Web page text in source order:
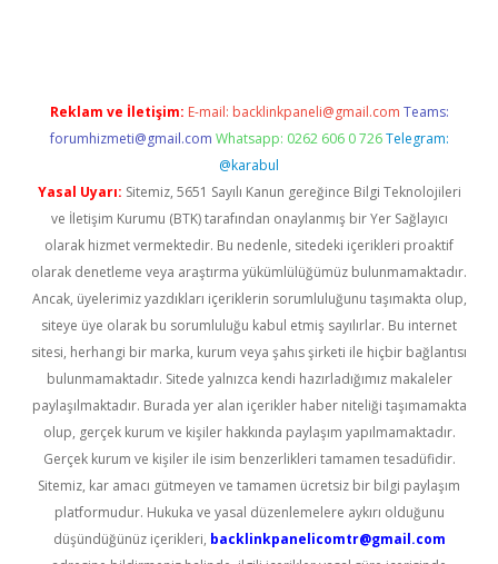
Reklam ve İletişim: E-mail: backlinkpaneli@gmail.com Teams:
forumhizmeti@gmail.com Whatsapp: 0262 606 0 726 Telegram:
@karabul
Yasal Uyarı: Sitemiz, 5651 Sayılı Kanun gereğince Bilgi Teknolojileri
ve İletişim Kurumu (BTK) tarafından onaylanmış bir Yer Sağlayıcı
olarak hizmet vermektedir. Bu nedenle, sitedeki içerikleri proaktif
olarak denetleme veya araştırma yükümlülüğümüz bulunmamaktadır.
Ancak, üyelerimiz yazdıkları içeriklerin sorumluluğunu taşımakta olup,
siteye üye olarak bu sorumluluğu kabul etmiş sayılırlar. Bu internet
sitesi, herhangi bir marka, kurum veya şahıs şirketi ile hiçbir bağlantısı
bulunmamaktadır. Sitede yalnızca kendi hazırladığımız makaleler
paylaşılmaktadır. Burada yer alan içerikler haber niteliği taşımamakta
olup, gerçek kurum ve kişiler hakkında paylaşım yapılmamaktadır.
Gerçek kurum ve kişiler ile isim benzerlikleri tamamen tesadüfidir.
Sitemiz, kar amacı gütmeyen ve tamamen ücretsiz bir bilgi paylaşım
platformudur. Hukuka ve yasal düzenlemelere aykırı olduğunu
düşündüğünüz içerikleri, backlinkpanelicomtr@gmail.com